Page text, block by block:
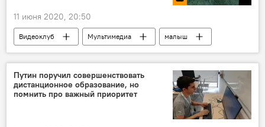
11 июня 2020, 20:50
Видеоклуб Мультимедиа малыш
Путин поручил совершенствовать
дистанционное образование, но
помнить про важный приоритет